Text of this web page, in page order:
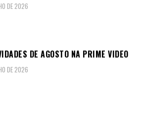
DE 2026
DE AGOSTO NA PRIME VIDEO
DE 2026